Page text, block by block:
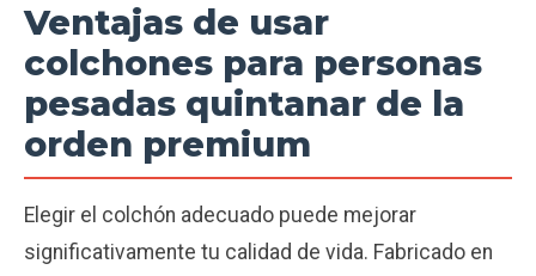
Ventajas de usar
colchones para personas
pesadas quintanar de la
orden premium
Elegir el colchón adecuado puede mejorar
significativamente tu calidad de vida. Fabricado en